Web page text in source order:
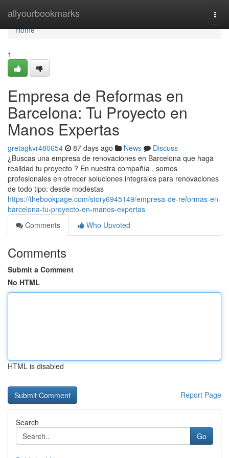
allyourbookmarks
Home
Home
1
Empresa de Reformas en
Barcelona: Tu Proyecto en
Manos Expertas
gretagkvr480654 87 days ago News
Discuss
¿Buscas una empresa de renovaciones en Barcelona que haga
realidad tu proyecto ? En nuestra compañía , somos
profesionales en ofrecer soluciones integrales para renovaciones
de todo tipo: desde modestas
https://thebookpage.com/story6945149/empresa-de-reformas-en-
barcelona-tu-proyecto-en-manos-expertas
Comments
Who Upvoted
Comments
Submit a Comment
No HTML
HTML is disabled
Report Page
Search
Go